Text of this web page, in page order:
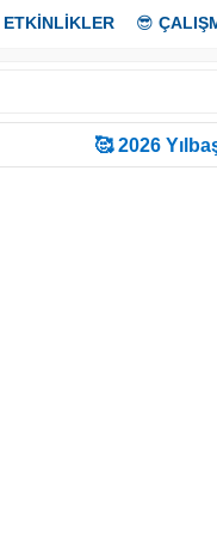
ETKİNLİKLER 😎
🥰 2026